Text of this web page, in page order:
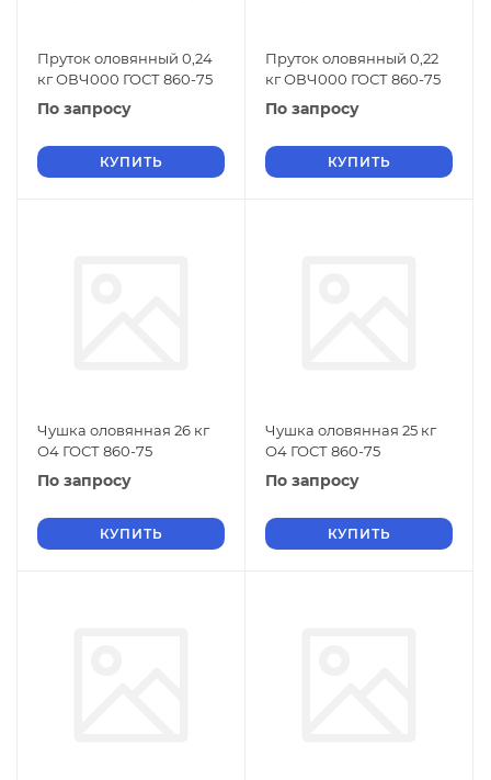
Пруток оловянный 0,24
кг ОВЧ000 ГОСТ 860-75
По запросу
КУПИТЬ
Пруток оловянный 0,22
кг ОВЧ000 ГОСТ 860-75
По запросу
КУПИТЬ
Чушка оловянная 26 кг
О4 ГОСТ 860-75
По запросу
КУПИТЬ
Чушка оловянная 25 кг
О4 ГОСТ 860-75
По запросу
КУПИТЬ